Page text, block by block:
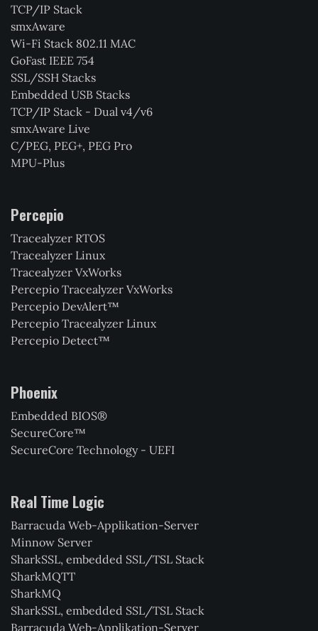
TCP/IP Stack
smxAware
Wi-Fi Stack 802.11 MAC
GoFast IEEE 754
SSL/SSH Stacks
Embedded USB Stacks
TCP/IP Stack - Dual v4/v6
smxAware Live
C/PEG, PEG+, PEG Pro
MPU-Plus
Percepio
Tracealyzer RTOS
Tracealyzer Linux
Tracealyzer VxWorks
Percepio Tracealyzer VxWorks
Percepio DevAlert™
Percepio Tracealyzer Linux
Percepio Detect™
Phoenix
Embedded BIOS®
SecureCore™
SecureCore Technology - UEFI
Real Time Logic
Barracuda Web-Applikation-Server
Minnow Server
SharkSSL, embedded SSL/TSL Stack
SharkMQTT
SharkMQ
SharkSSL, embedded SSL/TSL Stack
Barracuda Web-Applikation-Server